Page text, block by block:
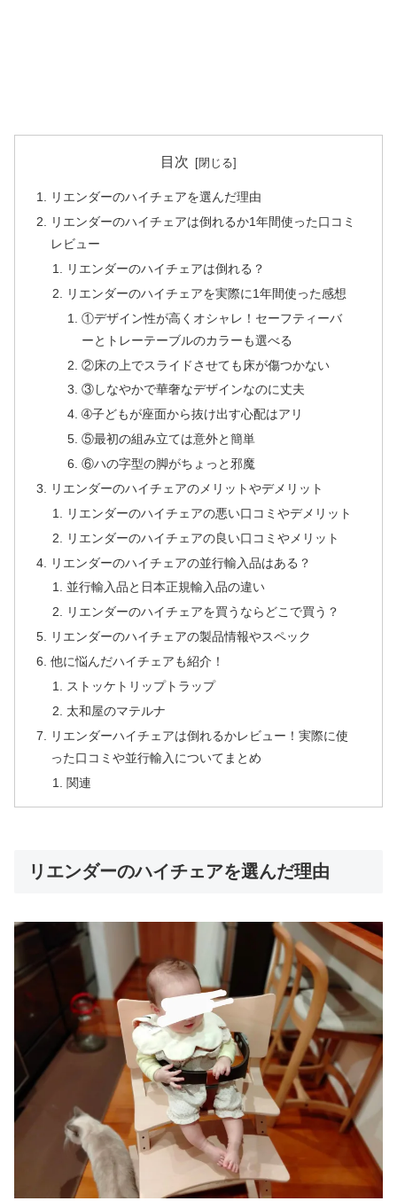
目次
リエンダーのハイチェアを選んだ理由
リエンダーのハイチェアは倒れるか1年間使った口コミ
レビュー
リエンダーのハイチェアは倒れる？
リエンダーのハイチェアを実際に1年間使った感想
①デザイン性が高くオシャレ！セーフティーバ
ーとトレーテーブルのカラーも選べる
②床の上でスライドさせても床が傷つかない
③しなやかで華奢なデザインなのに丈夫
➃子どもが座面から抜け出す心配はアリ
⑤最初の組み立ては意外と簡単
⑥ハの字型の脚がちょっと邪魔
リエンダーのハイチェアのメリットやデメリット
リエンダーのハイチェアの悪い口コミやデメリット
リエンダーのハイチェアの良い口コミやメリット
リエンダーのハイチェアの並行輸入品はある？
並行輸入品と日本正規輸入品の違い
リエンダーのハイチェアを買うならどこで買う？
リエンダーのハイチェアの製品情報やスペック
他に悩んだハイチェアも紹介！
ストッケトリップトラップ
太和屋のマテルナ
リエンダーハイチェアは倒れるかレビュー！実際に使
った口コミや並行輸入についてまとめ
関連
リエンダーのハイチェアを選んだ理由